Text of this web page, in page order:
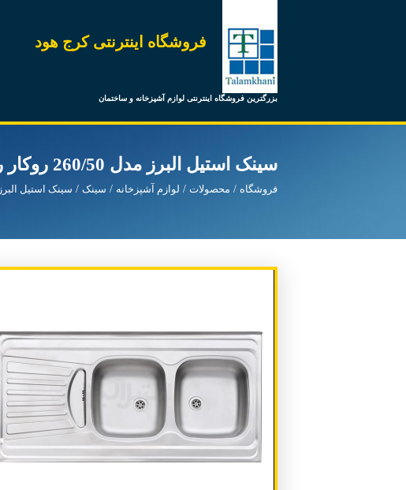
فروشگاه اینترنتی کرج هود
بزرگترین فروشگاه اینترنتی لوازم آشپزخانه و ساختمان
سینک استیل البرز مدل 260/50 روکار راست
فروشگاه محصولات لوازم آشپزخانه سینک سینک استیل البرز